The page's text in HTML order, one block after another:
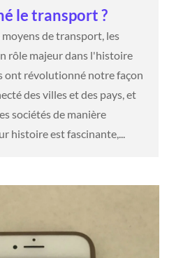
le transport ?
de transport, les
rôle majeur dans l'histoire
ont révolutionné notre façon
des villes et des pays, et
sociétés de manière
histoire est fascinante,...